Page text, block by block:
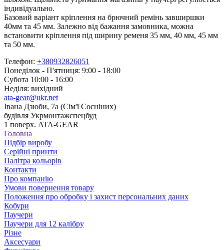
індивідуально.
Базовий варіант кріплення на брючний ремінь завширшки
40мм та 45 мм. Залежно від бажання замовника, можна
встановити кріплення під ширину ременя 35 мм, 40 мм, 45 мм
та 50 мм.
Телефон: +380932826051
Понеділок - П'ятниця: 9:00 - 18:00
Субота 10:00 - 16:00
Неділя: вихідний
ata-gear@ukr.net
Івана Дзюби, 7а (Сім'ї Сосніних)
будівля Укрмонтажспецбуд
1 поверх. ATA-GEAR
Головна
Підбір виробу
Серійні принти
Палітра кольорів
Контакти
Про компанію
Умови повернення товару
Положення про обробку і захист персональних даних
Кобури
Паучери
Паучери для 12 калібру
Різне
Аксесуари